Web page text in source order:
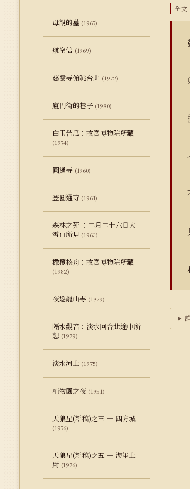
母親的墓 (1967)
航空信 (1969)
慈雲寺俯眺台北 (1972)
廈門街的巷子 (1980)
白玉苦瓜：故宮博物院所藏
(1974)
圓通寺 (1960)
登圓通寺 (1961)
森林之死 ：二月二十六日大
雪山所見 (1963)
橄欖核舟：故宮博物院所藏
(1982)
夜遊龍山寺 (1979)
隔水觀音：淡水回台北途中所
想 (1979)
淡水河上 (1975)
植物園之夜 (1951)
天狼星(新稿)之三 ─ 四方城
(1976)
天狼星(新稿)之五 ─ 海軍上
尉 (1976)
全